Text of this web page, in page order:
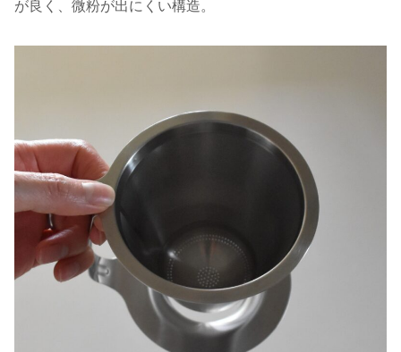
が良く、微粉が出にくい構造。